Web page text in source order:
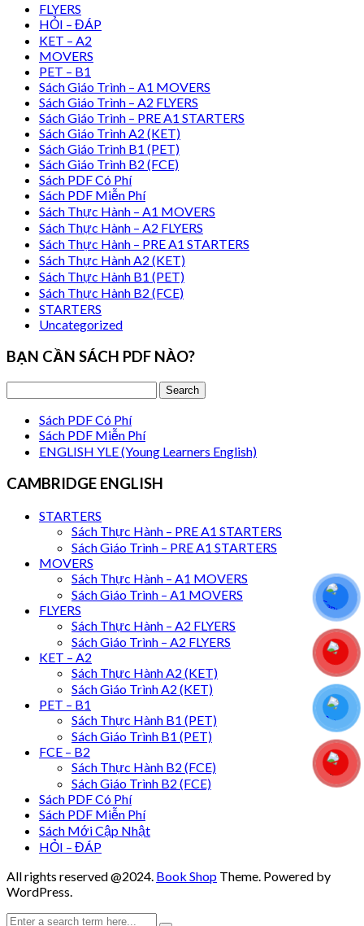
FLYERS
HỎI – ĐÁP
KET – A2
MOVERS
PET – B1
Sách Giáo Trình – A1 MOVERS
Sách Giáo Trình – A2 FLYERS
Sách Giáo Trình – PRE A1 STARTERS
Sách Giáo Trình A2 (KET)
Sách Giáo Trình B1 (PET)
Sách Giáo Trình B2 (FCE)
Sách PDF Có Phí
Sách PDF Miễn Phí
Sách Thực Hành – A1 MOVERS
Sách Thực Hành – A2 FLYERS
Sách Thực Hành – PRE A1 STARTERS
Sách Thực Hành A2 (KET)
Sách Thực Hành B1 (PET)
Sách Thực Hành B2 (FCE)
STARTERS
Uncategorized
BẠN CẦN SÁCH PDF NÀO?
Sách PDF Có Phí
Sách PDF Miễn Phí
ENGLISH YLE (Young Learners English)
CAMBRIDGE ENGLISH
STARTERS
Sách Thực Hành – PRE A1 STARTERS
Sách Giáo Trình – PRE A1 STARTERS
MOVERS
Sách Thực Hành – A1 MOVERS
Sách Giáo Trình – A1 MOVERS
FLYERS
Sách Thực Hành – A2 FLYERS
Sách Giáo Trình – A2 FLYERS
KET – A2
Sách Thực Hành A2 (KET)
Sách Giáo Trình A2 (KET)
PET – B1
Sách Thực Hành B1 (PET)
Sách Giáo Trình B1 (PET)
FCE – B2
Sách Thực Hành B2 (FCE)
Sách Giáo Trình B2 (FCE)
Sách PDF Có Phí
Sách PDF Miễn Phí
Sách Mới Cập Nhật
HỎI – ĐÁP
All rights reserved @2024. Book Shop Theme. Powered by
WordPress.